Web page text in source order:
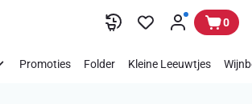
0
Promoties Folder Kleine Leeuwtjes